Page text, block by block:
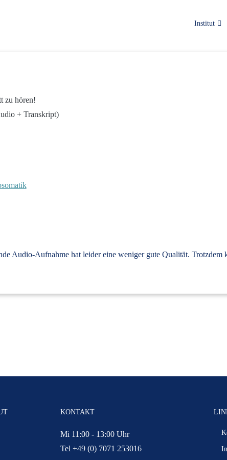
Institut
zu hören!
+ Transkript)
Audio-Aufnahme hat leider eine weniger gute Qualität.
KONTAKT
Mi 11:00 - 13:00 Uhr
Tel +49 (0) 7071 253016